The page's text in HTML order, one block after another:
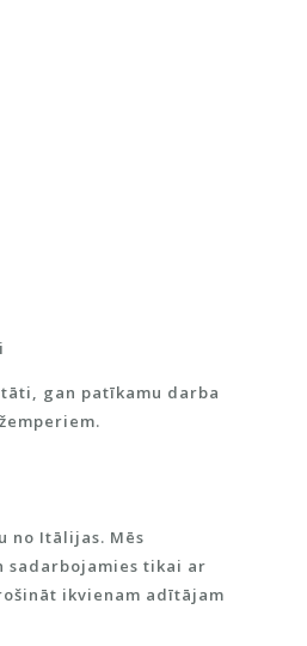
gan patīkamu darba
no Itālijas. Mēs
sadarbojamies tikai ar
ikvienam adītājam